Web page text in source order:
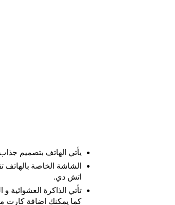
يأتي الهاتف بتصميم
اتش دي.
تأتي الذاكرة العشوائية
كما يمكنك اضافة كارت